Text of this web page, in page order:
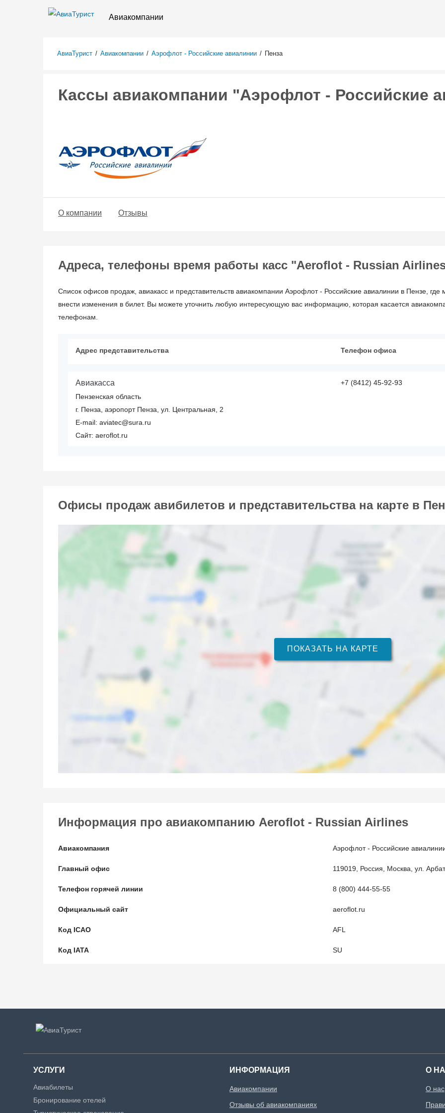
Авиакомпании
АвиаТурист / Авиакомпании / Аэрофлот - Российские авиалинии / Пенза
Кассы авиакомпании "Аэрофлот - Российские
О компании Отзывы
Адреса, телефоны время работы касс "Aeroflot - Russian
Список офисов продаж, авиакасс и представительств авиакомпании Аэрофлот - Российские авиалинии в Пензе, где
внести изменения в билет. Вы можете уточнить любую интересующую вас информацию, которая касается
телефонам.
Адрес представительства Телефон офиса
Авиакасса
Пензенская область
г. Пенза, аэропорт Пенза, ул. Центральная, 2
E-mail: aviatec@sura.ru
Сайт: aeroflot.ru
+7 (8412) 45-92-93
Офисы продаж авибилетов и представительства на карте в
ПОКАЗАТЬ НА КАРТЕ
Информация про авиакомпанию Aeroflot - Russian Airlines
Авиакомпания Аэрофлот - Российские
Главный офис 119019, Россия, Москва, ул.
Телефон горячей линии 8 (800) 444-55-55
Официальный сайт aeroflot.ru
Код ICAO AFL
Код IATA SU
УСЛУГИ
Авиабилеты
Бронирование отелей
ИНФОРМАЦИЯ
Авиакомпании
Отзывы об авиакомпаниях
О
О нас